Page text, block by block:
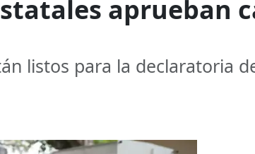
aprueban
listos para la declaratoria